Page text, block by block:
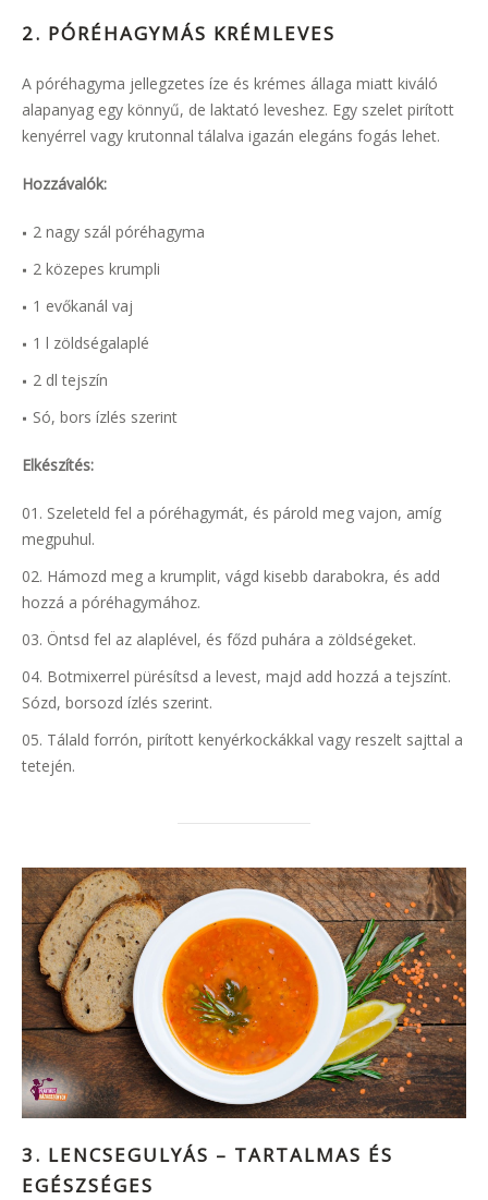
2. PÓRÉHAGYMÁS KRÉMLEVES
A póréhagyma jellegzetes íze és krémes állaga miatt kiváló
alapanyag egy könnyű, de laktató leveshez. Egy szelet pirított
kenyérrel vagy krutonnal tálalva igazán elegáns fogás lehet.
Hozzávalók:
2 nagy szál póréhagyma
2 közepes krumpli
1 evőkanál vaj
1 l zöldségalaplé
2 dl tejszín
Só, bors ízlés szerint
Elkészítés:
Szeleteld fel a póréhagymát, és párold meg vajon, amíg
megpuhul.
Hámozd meg a krumplit, vágd kisebb darabokra, és add
hozzá a póréhagymához.
Öntsd fel az alaplével, és főzd puhára a zöldségeket.
Botmixerrel pürésítsd a levest, majd add hozzá a tejszínt.
Sózd, borsozd ízlés szerint.
Tálald forrón, pirított kenyérkockákkal vagy reszelt sajttal a
tetején.
3. LENCSEGULYÁS – TARTALMAS ÉS
EGÉSZSÉGES